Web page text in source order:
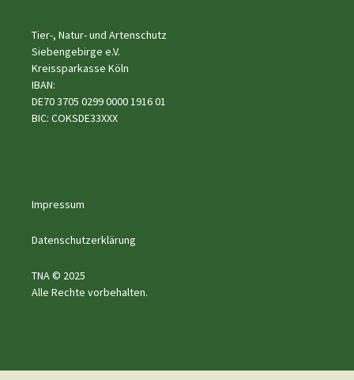
Tier-, Natur- und Artenschutz
Siebengebirge e.V.
Kreissparkasse Köln
IBAN:
DE70 3705 0299 0000 1916 01
BIC: COKSDE33XXX
Impressum
Datenschutzerklärung
TNA © 2025
Alle Rechte vorbehalten.